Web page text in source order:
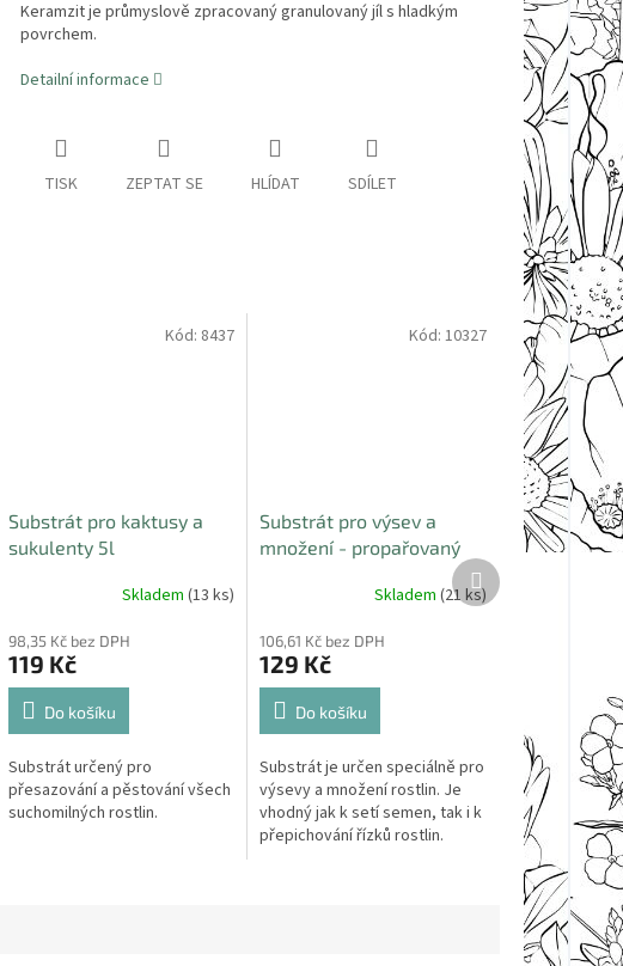
Keramzit je průmyslově zpracovaný granulovaný jíl s hladkým
povrchem.
Detailní informace
TISK ZEPTAT SE HLÍDAT SDÍLET
Substrát pro kaktusy a
sukulenty 5l
Skladem(13 ks)
98,35 Kč bez DPH
119 Kč
Do košíku
Substrát určený pro
přesazování a pěstování všech
suchomilných rostlin.
Kód: 8437
Substrát pro výsev a
množení - propařovaný
Skladem (21 ks)
106,61 Kč bez DPH
129 Kč
Do košíku
Substrát je určen speciálně pro
výsevy a množení rostlin. Je
vhodný jak k setí semen, tak i k
přepichování řízků rostlin.
Kód: 10327
Další
produkt